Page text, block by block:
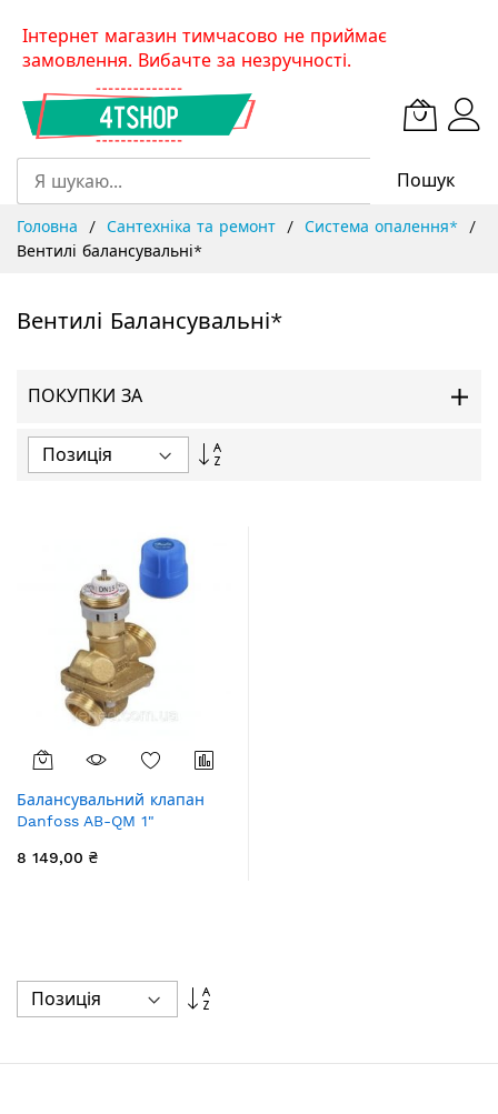
SkipІнтернет магазин тимчасово не приймає
замовлення. Вибачте за незручності.
Пошук
Головна Сантехніка та ремонт
Система опалення*
Вентилі балансувальні*
Вентилі Балансувальні*
ПОКУПКИ ЗА
Сортувати
Балансувальний клапан
Danfoss AB-QM 1"
8 149,00 ₴
Сортувати